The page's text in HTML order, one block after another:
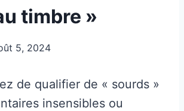
timbre »
5, 2024
de qualifier de « sourds »
insensibles ou